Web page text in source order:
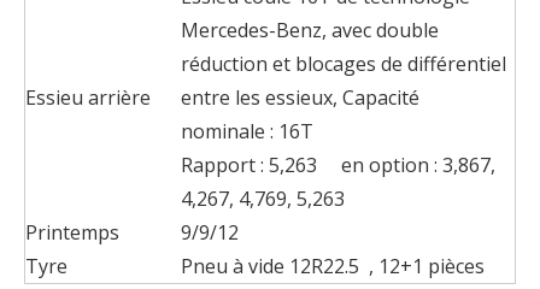
Essieu arrière
Mercedes-Benz, avec double
réduction et blocages de différentiel
entre les essieux, Capacité
nominale : 16T
Rapport : 5,263 en option : 3,867,
4,267, 4,769, 5,263
Printemps
9/9/12
Tyre
Pneu à vide 12R22.5 , 12+1 pièces